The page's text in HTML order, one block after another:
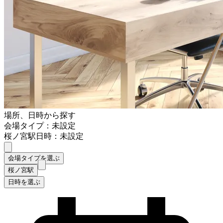
場所、日時から探す
会場タイプ：未設定
桜ノ宮駅日時：未設定
会場タイプを選ぶ
桜ノ宮駅
日時を選ぶ